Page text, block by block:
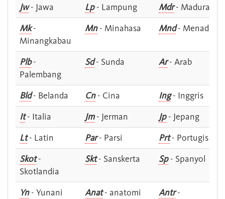
Jw- Jawa Lp- Lampung Mdr- Madura
Mk-
Minangkabau
Mn- Minahasa Mnd- Menado
Plb-
Palembang
Sd- Sunda Ar- Arab
Bld- Belanda Cn- Cina Ing- Inggris
It- Italia Jm- Jerman Jp- Jepang
Lt- Latin Par- Parsi Prt- Portugis
Skot-
Skotlandia
Skt- Sanskerta Sp- Spanyol
Yn- Yunani Anat- anatomi Antr-